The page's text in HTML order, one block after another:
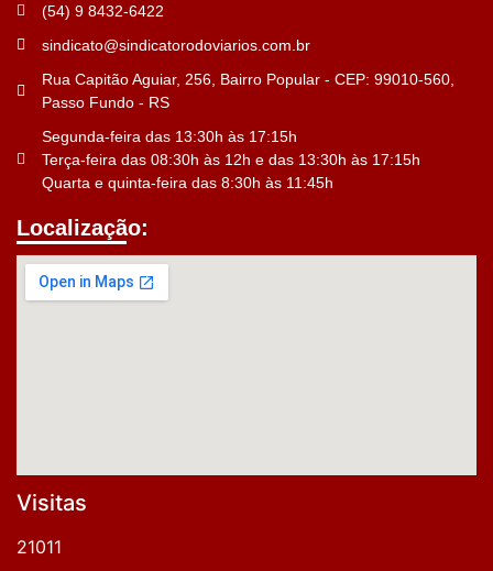
(54) 9 8432-6422
sindicato@sindicatorodoviarios.com.br
Rua Capitão Aguiar, 256, Bairro Popular - CEP: 99010-560,
Passo Fundo - RS
Segunda-feira das 13:30h às 17:15h
Terça-feira das 08:30h às 12h e das 13:30h às 17:15h
Quarta e quinta-feira das 8:30h às 11:45h
Localização:
Visitas
21011